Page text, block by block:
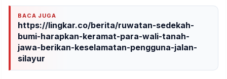
BACA JUGA
https://lingkar.co/berita/ruwatan-sedekah-
bumi-harapkan-keramat-para-wali-tanah-
jawa-berikan-keselamatan-pengguna-jalan-
silayur